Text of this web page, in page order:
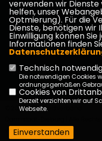
Homepage des CDU
Dieburg
Impressum
©2026 CDU Kreisverband
vorbehalten.
verwenden wir
helfen, unser
Optmierung). Für die
Dienste, benötigen wir
Einwilligung können
Informationen finden
Technisch
Die notwendigen Cookies
ordnungsgemäßen
Cookies von
Derzeit verzichten wir auf
Webseite.
Einverstanden